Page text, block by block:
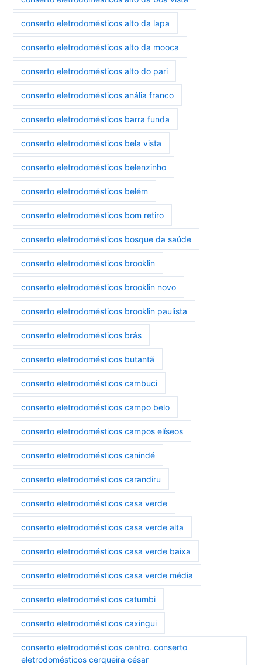
conserto eletrodomésticos alto da lapa
conserto eletrodomésticos alto da mooca
conserto eletrodomésticos alto do pari
conserto eletrodomésticos anália franco
conserto eletrodomésticos barra funda
conserto eletrodomésticos bela vista
conserto eletrodomésticos belenzinho
conserto eletrodomésticos belém
conserto eletrodomésticos bom retiro
conserto eletrodomésticos bosque da saúde
conserto eletrodomésticos brooklin
conserto eletrodomésticos brooklin novo
conserto eletrodomésticos brooklin paulista
conserto eletrodomésticos brás
conserto eletrodomésticos butantã
conserto eletrodomésticos cambuci
conserto eletrodomésticos campo belo
conserto eletrodomésticos campos elíseos
conserto eletrodomésticos canindé
conserto eletrodomésticos carandiru
conserto eletrodomésticos casa verde
conserto eletrodomésticos casa verde alta
conserto eletrodomésticos casa verde baixa
conserto eletrodomésticos casa verde média
conserto eletrodomésticos catumbi
conserto eletrodomésticos caxingui
conserto eletrodomésticos centro. conserto
eletrodomésticos cerqueira césar